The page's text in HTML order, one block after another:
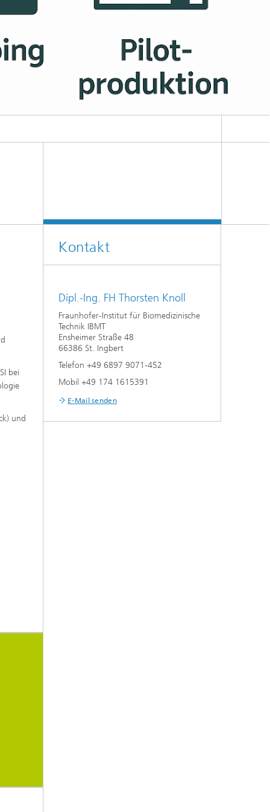
bei
und
Kontakt
Dipl.-Ing. FH Thorsten Knoll
Fraunhofer-Institut für Biomedizinische
Technik IBMT
Ensheimer Straße 48
66386 St. Ingbert
Telefon +49 6897 9071-452
Mobil +49 174 1615391
E-Mail senden